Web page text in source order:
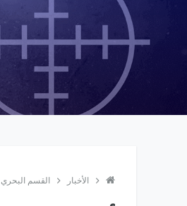
الأخبار القسم البحري